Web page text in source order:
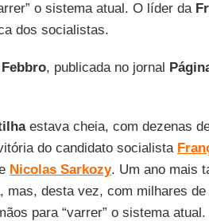
o sistema atual. O líder da
dos socialistas.
, publicada no jornal
estava cheia, com dezenas
do candidato socialista
Nicolas Sarkozy. Um ano mais
desta vez, com milhares de
para “varrer” o sistema atual.